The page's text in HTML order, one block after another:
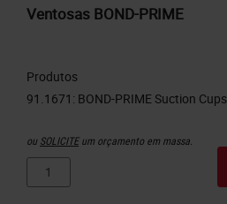
Ventosas BOND-PRIME
Produtos
ou SOLICITEum orçamento em massa.